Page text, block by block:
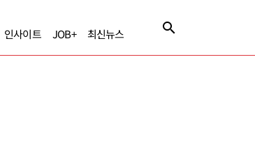
인사이트 JOB+ 최신뉴스